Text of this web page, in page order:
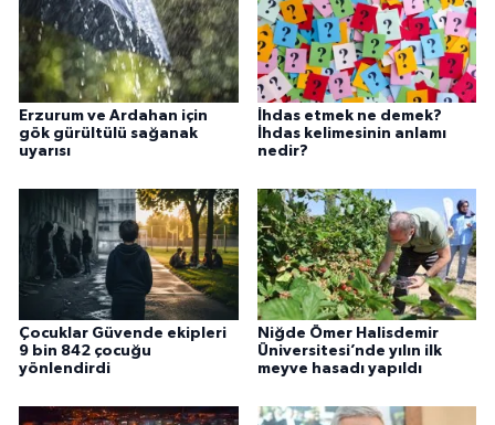
Erzurum ve Ardahan için
gök gürültülü sağanak
uyarısı
İhdas etmek ne demek?
İhdas kelimesinin anlamı
nedir?
Çocuklar Güvende ekipleri
9 bin 842 çocuğu
yönlendirdi
Niğde Ömer Halisdemir
Üniversitesi’nde yılın ilk
meyve hasadı yapıldı